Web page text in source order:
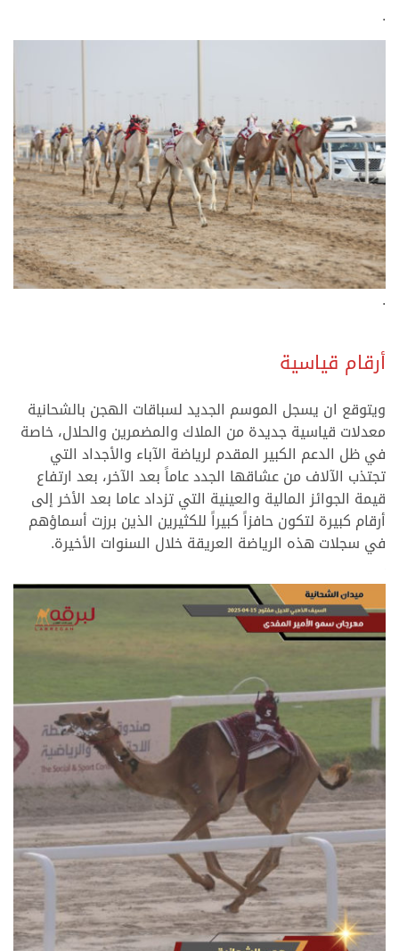
.
.
أرقام قياسية
ويتوقع ان يسجل الموسم الجديد لسباقات الهجن بالشحانية
معدلات قياسية جديدة من الملاك والمضمرين والحلال، خاصة
في ظل الدعم الكبير المقدم لرياضة الآباء والأجداد التي
تجتذب الآلاف من عشاقها الجدد عاماً بعد الآخر، بعد ارتفاع
قيمة الجوائز المالية والعينية التي تزداد عاما بعد الأخر إلى
أرقام كبيرة لتكون حافزاً كبيراً للكثيرين الذين برزت أسماؤهم
في سجلات هذه الرياضة العريقة خلال السنوات الأخيرة.